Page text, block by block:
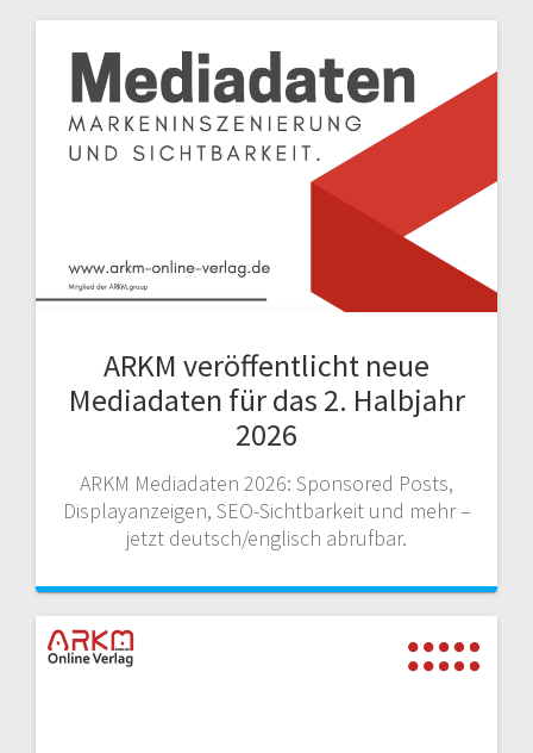
ARKM veröffentlicht neue
Mediadaten für das 2. Halbjahr
2026
ARKM Mediadaten 2026: Sponsored Posts,
Displayanzeigen, SEO-Sichtbarkeit und mehr –
jetzt deutsch/englisch abrufbar.